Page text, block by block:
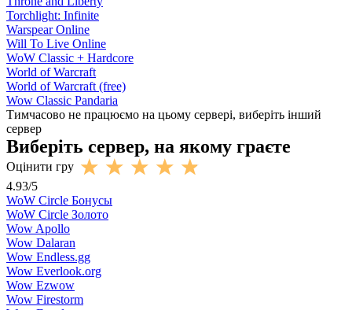
Torchlight: Infinite
Warspear Online
Will To Live Online
WoW Classic + Hardcore
World of Warcraft
World of Warcraft (free)
Wow Classic Pandaria
Тимчасово не працюємо на цьому сервері, виберіть інший
сервер
Виберіть сервер, на якому граєте
Оцінити гру
4.93/5
WoW Circle Бонусы
WoW Circle Золото
Wow Apollo
Wow Dalaran
Wow Endless.gg
Wow Everlook.org
Wow Ezwow
Wow Firestorm